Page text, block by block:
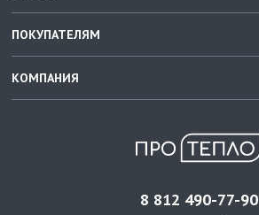
ПОКУПАТЕЛЯМ
КОМПАНИЯ
8 812 490-77-90